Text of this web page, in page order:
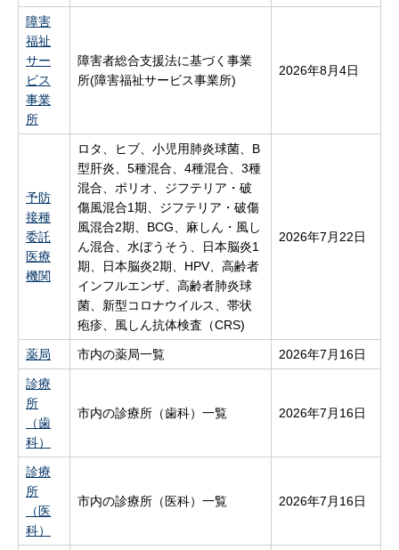
障害
福祉
サー
ビス
事業
所
障害者総合支援法に基づく事業
所(障害福祉サービス事業所)
2026年8月4日
予防
接種
委託
医療
機関
ロタ、ヒブ、小児用肺炎球菌、B
型肝炎、5種混合、4種混合、3種
混合、ポリオ、ジフテリア・破
傷風混合1期、ジフテリア・破傷
風混合2期、BCG、麻しん・風し
ん混合、水ぼうそう、日本脳炎1
期、日本脳炎2期、HPV、高齢者
インフルエンザ、高齢者肺炎球
菌、新型コロナウイルス、帯状
疱疹、風しん抗体検査（CRS)
2026年7月22日
薬局 市内の薬局一覧 2026年7月16日
診療
所
（歯
科）
市内の診療所（歯科）一覧 2026年7月16日
診療
所
（医
科）
市内の診療所（医科）一覧 2026年7月16日